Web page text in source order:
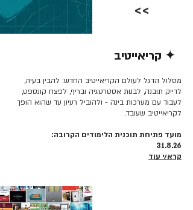
>>
✦ קריאייטיב
מסלול הדגל לעולם הקריאייטיב החדש: להבין בעיה,
לדייק תובנה, לבנות אסטרטגיה ובריף, לפצח קונספט,
לעבוד עם מערכות בינה - ולהוביל רעיון עד שהוא הופך
לקריאייטיב שעובד.
מועד פתיחת תוכנית הלימודים הקרובה:
31.8.26
קרא/י עוד